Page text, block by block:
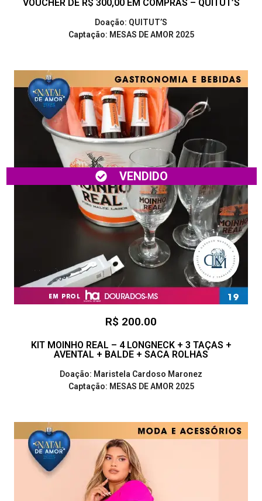
VOUCHER DE R$ 300,00 EM COMPRAS – QUITUT’S
Doação: QUITUT’S
Captação: MESAS DE AMOR 2025
R$ 200.00
VENDIDO
KIT MOINHO REAL – 4 LONGNECK + 3 TAÇAS +
AVENTAL + BALDE + SACA ROLHAS
Doação: Maristela Cardoso Maronez
Captação: MESAS DE AMOR 2025